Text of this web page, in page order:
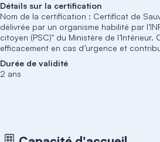
Détails sur la certification
Nom de la certification : Certificat de
délivrée par un organisme habilité par
citoyen (PSC)" du Ministère de
efficacement en cas d’urgence et
Durée de validité
2 ans